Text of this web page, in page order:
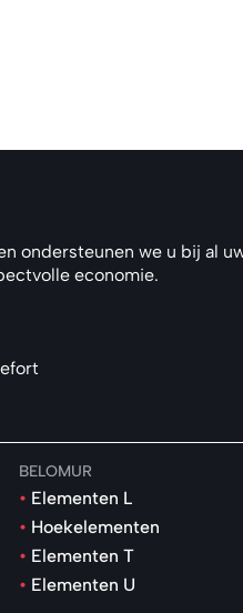
ondersteunen we u bij
economie.
BELOMUR
Elementen L
Hoekelementen
Elementen T
Elementen U